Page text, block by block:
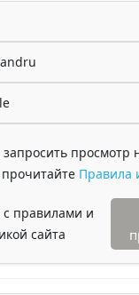
просмотр
Правила
с правилами и
сайта